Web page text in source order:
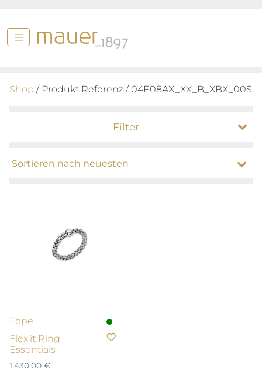
Shop / Produkt Referenz / 04E08AX_XX_B_XBX_00S
Filter
Fope
Flex’it Ring
Essentials
1.430,00 €